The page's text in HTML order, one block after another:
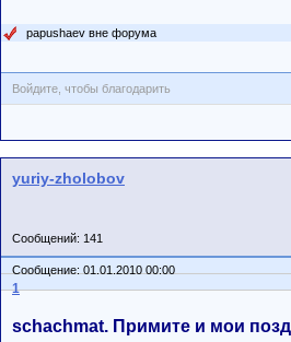
papushaev вне форума
Войдите, чтобы благодарить
yuriy-zholobov
Сообщений: 141
Сообщение: 01.01.2010 00:00
1
schachmat. Примите и мои